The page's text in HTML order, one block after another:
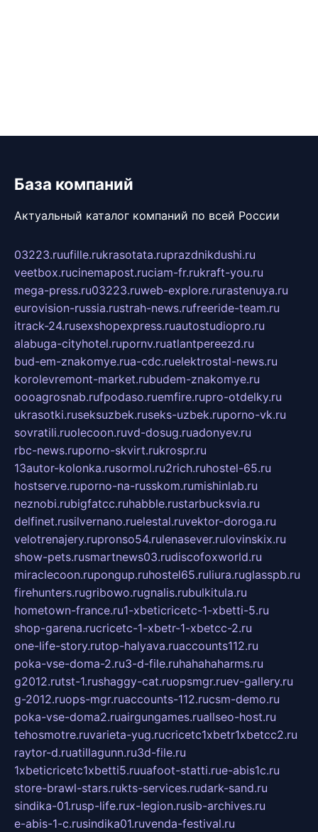
База компаний
Актуальный каталог компаний по всей России
03223.ruufille.rukrasotata.ruprazdnikdushi.ru
veetbox.rucinemapost.ruciam-fr.rukraft-you.ru
mega-press.ru03223.ruweb-explore.rurastenuya.ru
eurovision-russia.rustrah-news.rufreeride-team.ru
itrack-24.rusexshopexpress.ruautostudiopro.ru
alabuga-cityhotel.rupornv.ruatlantpereezd.ru
bud-em-znakomye.rua-cdc.ruelektrostal-news.ru
korolevremont-market.rubudem-znakomye.ru
oooagrosnab.rufpodaso.ruemfire.rupro-otdelky.ru
ukrasotki.ruseksuzbek.ruseks-uzbek.ruporno-vk.ru
sovratili.ruolecoon.ruvd-dosug.ruadonyev.ru
rbc-news.ruporno-skvirt.rukrospr.ru
13autor-kolonka.rusormol.ru2rich.ruhostel-65.ru
hostserve.ruporno-na-russkom.rumishinlab.ru
neznobi.rubigfatcc.ruhabble.rustarbucksvia.ru
delfinet.rusilvernano.ruelestal.ruvektor-doroga.ru
velotrenajery.rupronso54.rulenasever.rulovinskix.ru
show-pets.rusmartnews03.rudiscofoxworld.ru
miraclecoon.rupongup.ruhostel65.ruliura.ruglasspb.ru
firehunters.rugribowo.rugnalis.rubulkitula.ru
hometown-france.ru1-xbeticricetc-1-xbetti-5.ru
shop-garena.rucricetc-1-xbetr-1-xbetcc-2.ru
one-life-story.rutop-halyava.ruaccounts112.ru
poka-vse-doma-2.ru3-d-file.ruhahahaharms.ru
g2012.rutst-1.rushaggy-cat.ruopsmgr.ruev-gallery.ru
g-2012.ruops-mgr.ruaccounts-112.rucsm-demo.ru
poka-vse-doma2.ruairgungames.ruallseo-host.ru
tehosmotre.ruvarieta-yug.rucricetc1xbetr1xbetcc2.ru
raytor-d.ruatillagunn.ru3d-file.ru
1xbeticricetc1xbetti5.ruuafoot-statti.rue-abis1c.ru
store-brawl-stars.rukts-services.rudark-sand.ru
sindika-01.rusp-life.rux-legion.rusib-archives.ru
e-abis-1-c.rusindika01.ruvenda-festival.ru